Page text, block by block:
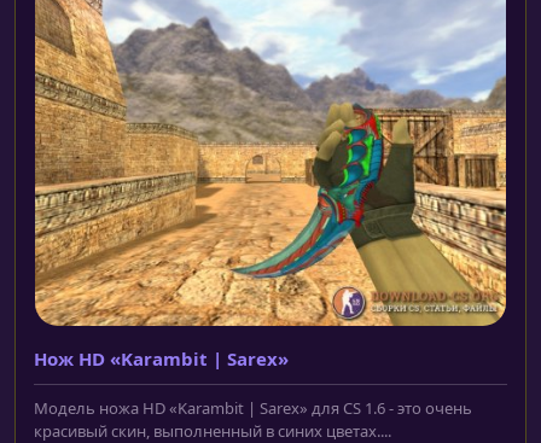
Нож HD «Karambit | Sarex»
Модель ножа HD «Karambit | Sarex» для CS 1.6 - это очень
красивый скин, выполненный в синих цветах....